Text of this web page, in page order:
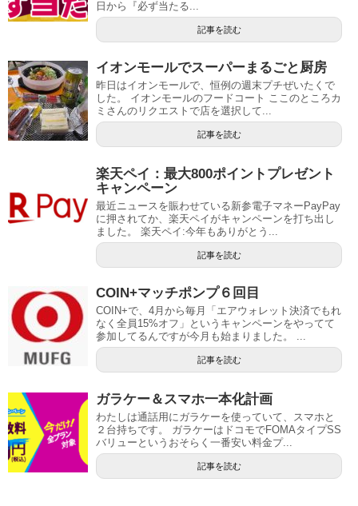
日から『必ず当たる...
記事を読む
イオンモールでスーパーまるごと厨房
昨日はイオンモールで、恒例の週末プチぜいたくで
した。 イオンモールのフードコート ここのところカ
ミさんのリクエストで店を選択して...
記事を読む
楽天ペイ：最大800ポイントプレゼント
キャンペーン
最近ニュースを賑わせている新参電子マネーPayPay
に押されてか、楽天ペイがキャンペーンを打ち出し
ました。 楽天ペイ:今年もありがとう...
記事を読む
COIN+マッチポンプ６回目
COIN+で、4月から毎月「エアウォレット決済でもれ
なく全員15%オフ」というキャンペーンをやってて
参加してるんですが今月も始まりました。 ...
記事を読む
ガラケー＆スマホ一本化計画
わたしは通話用にガラケーを使っていて、スマホと
２台持ちです。 ガラケーはドコモでFOMAタイプSS
バリューというおそらく一番安い料金プ...
記事を読む